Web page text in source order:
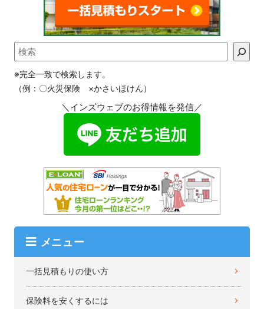
※完全一致で検索します。
（例：〇火災保険 ×かさいほけん）
＼インズウェブのお得情報を発信／
メニュー
一括見積もりの使い方
保険料を安くするには